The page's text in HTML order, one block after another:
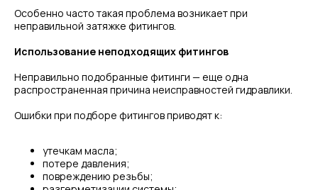
Особенно часто такая проблема возникает при
неправильной затяжке фитингов.
Использование неподходящих фитингов
Неправильно подобранные фитинги — еще одна
распространенная причина неисправностей гидравлики.
Ошибки при подборе фитингов приводят к:
утечкам масла;
потере давления;
повреждению резьбы;